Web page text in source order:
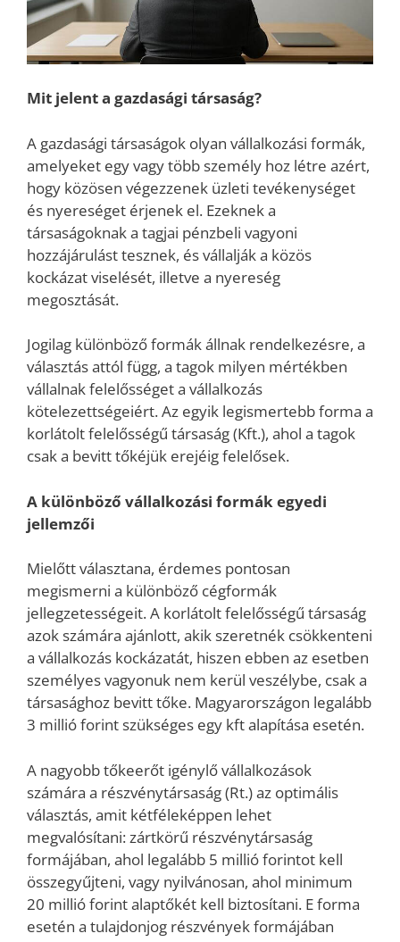
Mit jelent a gazdasági társaság?
A gazdasági társaságok olyan vállalkozási formák,
amelyeket egy vagy több személy hoz létre azért,
hogy közösen végezzenek üzleti tevékenységet
és nyereséget érjenek el. Ezeknek a
társaságoknak a tagjai pénzbeli vagyoni
hozzájárulást tesznek, és vállalják a közös
kockázat viselését, illetve a nyereség
megosztását.
Jogilag különböző formák állnak rendelkezésre, a
választás attól függ, a tagok milyen mértékben
vállalnak felelősséget a vállalkozás
kötelezettségeiért. Az egyik legismertebb forma a
korlátolt felelősségű társaság (Kft.), ahol a tagok
csak a bevitt tőkéjük erejéig felelősek.
A különböző vállalkozási formák egyedi
jellemzői
Mielőtt választana, érdemes pontosan
megismerni a különböző cégformák
jellegzetességeit. A korlátolt felelősségű társaság
azok számára ajánlott, akik szeretnék csökkenteni
a vállalkozás kockázatát, hiszen ebben az esetben
személyes vagyonuk nem kerül veszélybe, csak a
társasághoz bevitt tőke. Magyarországon legalább
3 millió forint szükséges egy kft alapítása esetén.
A nagyobb tőkeerőt igénylő vállalkozások
számára a részvénytársaság (Rt.) az optimális
választás, amit kétféleképpen lehet
megvalósítani: zártkörű részvénytársaság
formájában, ahol legalább 5 millió forintot kell
összegyűjteni, vagy nyilvánosan, ahol minimum
20 millió forint alaptőkét kell biztosítani. E forma
esetén a tulajdonjog részvények formájában